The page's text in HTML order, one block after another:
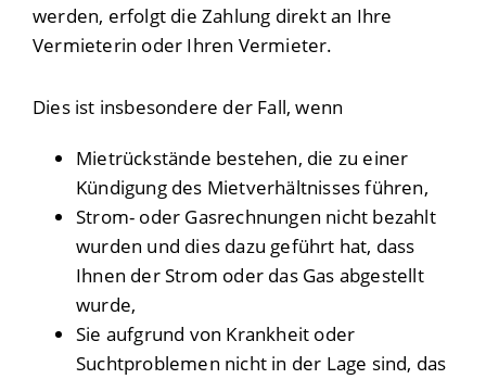
werden, erfolgt die Zahlung direkt an Ihre
Vermieterin oder Ihren Vermieter.
Dies ist insbesondere der Fall, wenn
Mietrückstände bestehen, die zu einer
Kündigung des Mietverhältnisses führen,
Strom- oder Gasrechnungen nicht bezahlt
wurden und dies dazu geführt hat, dass
Ihnen der Strom oder das Gas abgestellt
wurde,
Sie aufgrund von Krankheit oder
Suchtproblemen nicht in der Lage sind, das